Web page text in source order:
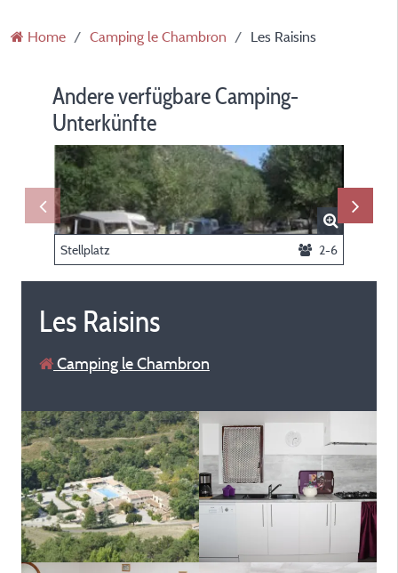
Home Camping le Chambron Les Raisins
Andere verfügbare Camping-
Unterkünfte
Stellplatz 2-6
Les Raisins
Camping le Chambron